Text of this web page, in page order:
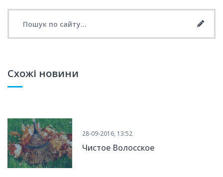
Схожі новини
28-09-2016, 13:52
Чистое Волосское